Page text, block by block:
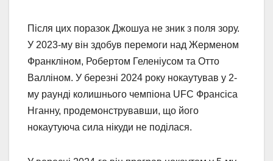
Після цих поразок Джошуа не зник з поля зору.
У 2023-му він здобув перемоги над Жерменом
Франкліном, Робертом Геленіусом та Отто
Валліном. У березні 2024 року нокаутував у 2-
му раунді колишнього чемпіона UFC Франсіса
Нганну, продемонструвавши, що його
нокаутуюча сила нікуди не поділася.